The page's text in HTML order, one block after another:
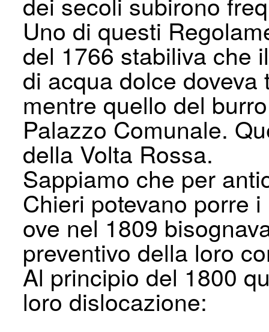
Uno di questi
del 1766 stabiliva che
di acqua dolce
mentre quello del
Palazzo Comunale.
della Volta Rossa.
Sappiamo che per
Chieri potevano porre
ove nel 1809
preventivo della loro
Al prin­cipio del 1800
loro dislocazione: